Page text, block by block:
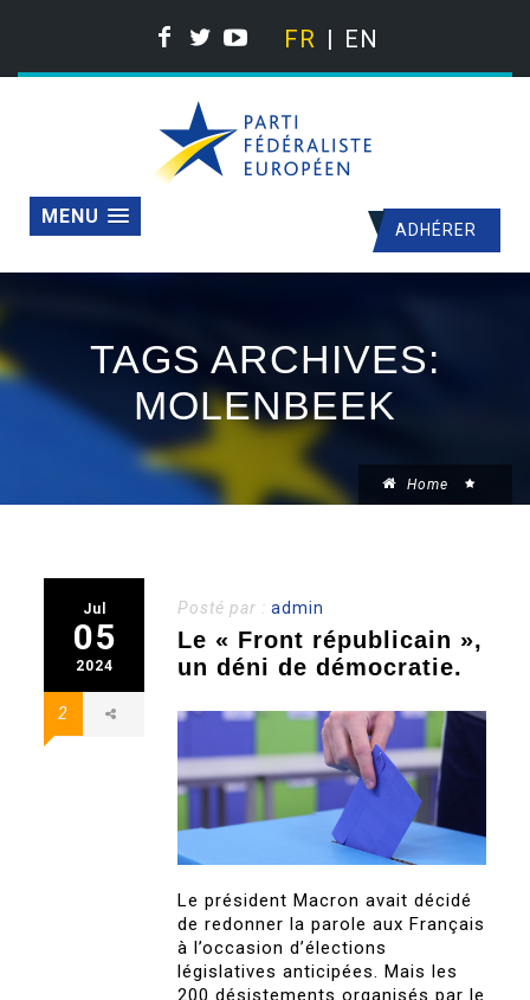
FR EN
ADHÉRER
MENU
TAGS ARCHIVES:
MOLENBEEK
Home
Jul
05
2024
2
Posté par :admin
Le « Front républicain »,
un déni de démocratie.
Le président Macron avait décidé
de redonner la parole aux Français
à l’occasion d’élections
législatives anticipées. Mais les
200 désistements organisés par le